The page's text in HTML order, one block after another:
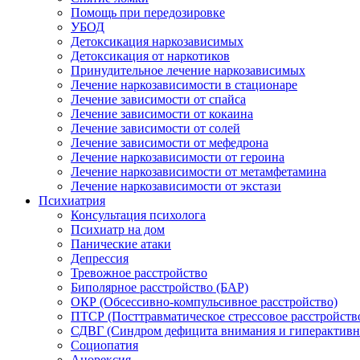
Помощь при передозировке
УБОД
Детоксикация наркозависимых
Детоксикация от наркотиков
Принудительное лечение наркозависимых
Лечение наркозависимости в стационаре
Лечение зависимости от спайса
Лечение зависимости от кокаина
Лечение зависимости от солей
Лечение зависимости от мефедрона
Лечение наркозависимости от героина
Лечение наркозависимости от метамфетамина
Лечение наркозависимости от экстази
Психиатрия
Консультация психолога
Психиатр на дом
Панические атаки
Депрессия
Тревожное расстройство
Биполярное расстройство (БАР)
ОКР (Обсессивно-компульсивное расстройство)
ПТСР (Посттравматическое стрессовое
СДВГ (Синдром дефицита внимания и
Социопатия